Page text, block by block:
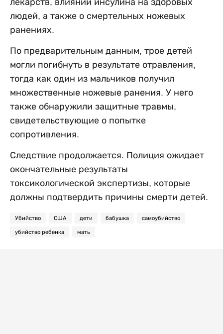
лекарств, влиянии инсулина на здоровых
людей, а также о смертельных ножевых
ранениях.
По предварительным данным, трое детей
могли погибнуть в результате отравления,
тогда как один из мальчиков получил
множественные ножевые ранения. У него
также обнаружили защитные травмы,
свидетельствующие о попытке
сопротивления.
Следствие продолжается. Полиция ожидает
окончательные результаты
токсикологической экспертизы, которые
должны подтвердить причины смерти детей.
Убийство США дети бабушка самоубийство
убийство ребенка мать